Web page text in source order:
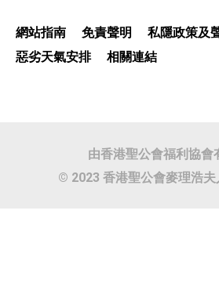
網站指南 免責聲明
私隱政策及
惡劣天氣安排
相關連結
由香港聖公會福利協會
© 2023 香港聖公會麥理浩夫